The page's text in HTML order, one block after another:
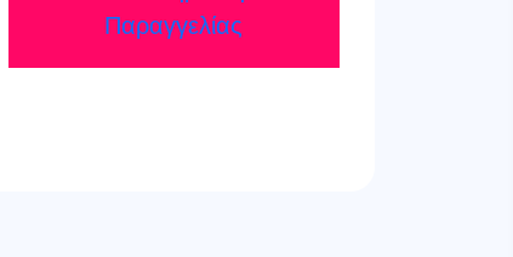
Παραγγελίας